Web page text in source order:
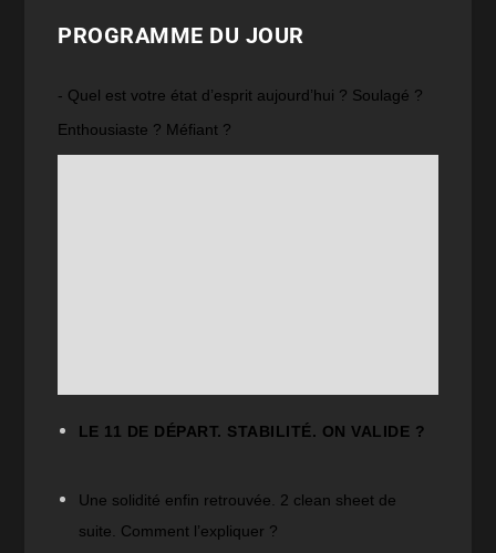
PROGRAMME DU JOUR
- Quel est votre état d’esprit aujourd’hui ? Soulagé ?
Enthousiaste ? Méfiant ?
LE 11 DE DÉPART. STABILITÉ. ON VALIDE ?
Une solidité enfin retrouvée. 2 clean sheet de
suite. Comment l’expliquer ?